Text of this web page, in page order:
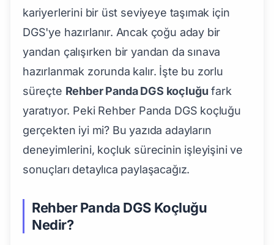
kariyerlerini bir üst seviyeye taşımak için
DGS'ye hazırlanır. Ancak çoğu aday bir
yandan çalışırken bir yandan da sınava
hazırlanmak zorunda kalır. İşte bu zorlu
süreçte Rehber Panda DGS koçluğu fark
yaratıyor. Peki Rehber Panda DGS koçluğu
gerçekten iyi mi? Bu yazıda adayların
deneyimlerini, koçluk sürecinin işleyişini ve
sonuçları detaylıca paylaşacağız.
Rehber Panda DGS Koçluğu
Nedir?